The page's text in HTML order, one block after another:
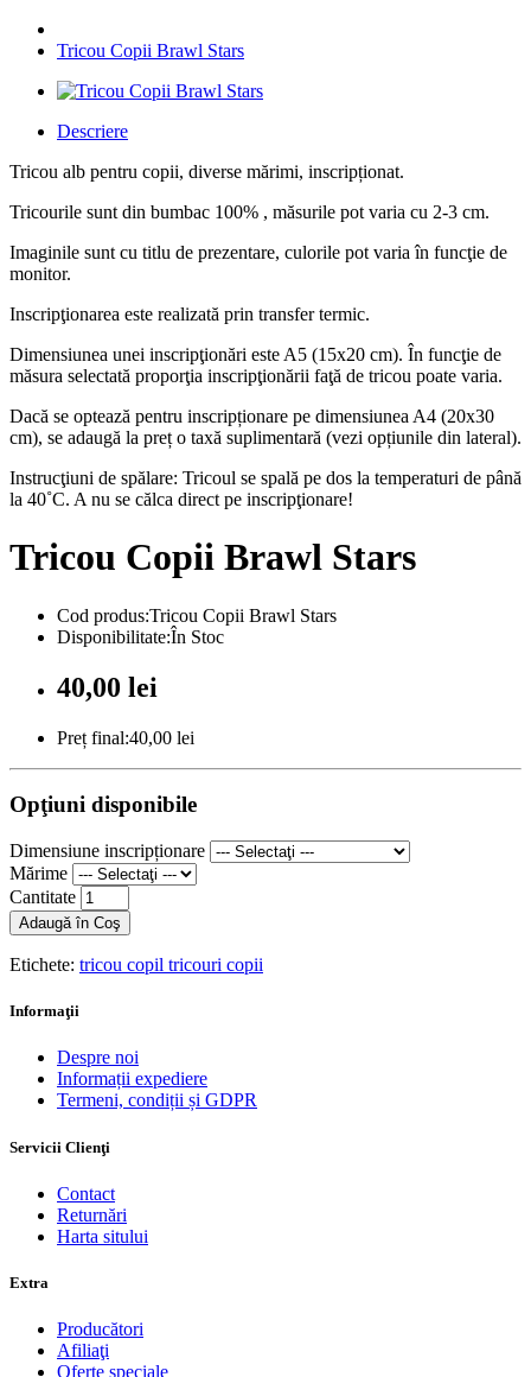
Tricou Copii Brawl Stars
Descriere
Tricou alb pentru copii, diverse mărimi, inscripționat.
Tricourile sunt din bumbac 100% , măsurile pot varia cu 2-3 cm.
Imaginile sunt cu titlu de prezentare, culorile pot varia în funcţie de
monitor.
Inscripţionarea este realizată prin transfer termic.
Dimensiunea unei inscripţionări este A5 (15x20 cm). În funcţie de
măsura selectată proporţia inscripţionării faţă de tricou poate varia.
Dacă se optează pentru inscripționare pe dimensiunea A4 (20x30
cm), se adaugă la preț o taxă suplimentară (vezi opțiunile din lateral).
Instrucţiuni de spălare: Tricoul se spală pe dos la temperaturi de până
la 40˚C. A nu se călca direct pe inscripţionare!
Tricou Copii Brawl Stars
Cod produs:Tricou Copii Brawl Stars
Disponibilitate:În Stoc
40,00 lei
Preț final:40,00 lei
Opţiuni disponibile
Dimensiune inscripționare
Mărime
Cantitate
Adaugă în Coş
Etichete: tricou copil tricouri copii
Informaţii
Despre noi
Informații expediere
Termeni, condiții și GDPR
Servicii Clienţi
Contact
Returnări
Harta sitului
Extra
Producători
Afiliaţi
Oferte speciale